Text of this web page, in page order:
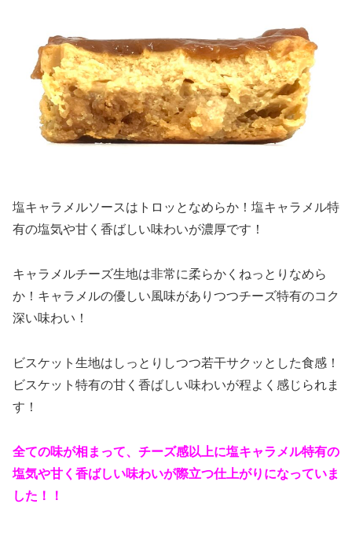
塩キャラメルソースはトロッとなめらか！塩キャラメル特
有の塩気や甘く香ばしい味わいが濃厚です！
キャラメルチーズ生地は非常に柔らかくねっとりなめら
か！キャラメルの優しい風味がありつつチーズ特有のコク
深い味わい！
ビスケット生地はしっとりしつつ若干サクッとした食感！
ビスケット特有の甘く香ばしい味わいが程よく感じられま
す！
全ての味が相まって、チーズ感以上に塩キャラメル特有の
塩気や甘く香ばしい味わいが際立つ仕上がりになっていま
した！！